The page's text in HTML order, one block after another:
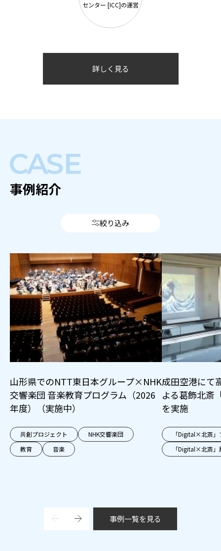
詳しく見る
センター [ICC]の運営
事例紹介
絞り込み
山形県でのNTT東日本グループ×NHK
交響楽団 音楽教育プログラム（2026
年度）（実施中）
共創プロジェクト
NHK交響楽団
教育
音楽
成田空港にて
よる葛飾北斎
を実施
「Digital×北斎
「Digital×北斎」
事例一覧を見る